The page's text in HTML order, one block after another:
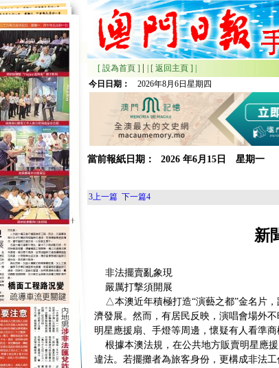
[ 設為首頁 ] [ 返回主頁 ]
今日日期：
2026年8月6日星期四
當前報紙日期： 2026 年6月 15日 星期一
3上一篇 下一篇4
新
非法擺賣亂象現
嚴厲打撃須開展
△本澳近年積極打造“演藝之都”金名片，
濟發展。然而，有居民反映，演唱會場外
明星應援扇、手燈等周邊，懷疑有人看準
根據本澳法規，在公共地方販賣明星應
違法。若擺攤者為旅客身份，更構成非法